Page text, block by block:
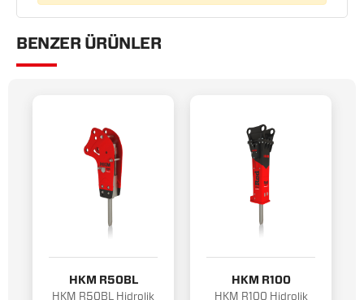
BENZER ÜRÜNLER
HKM R50BL
HKM R50BL Hidrolik
HKM R100
HKM R100 Hidrolik